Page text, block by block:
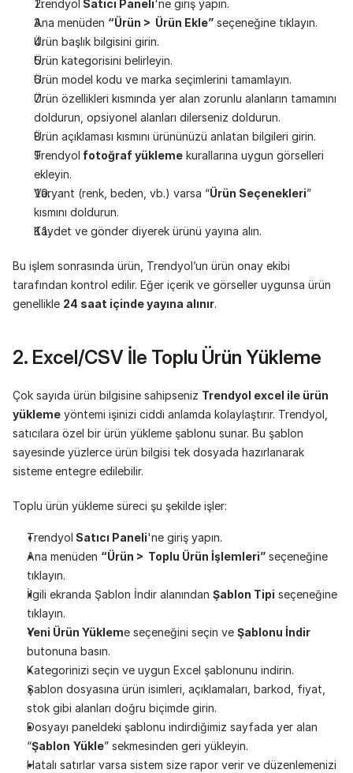
Trendyol Satıcı Paneli'ne giriş yapın.
Ana menüden “Ürün >  Ürün Ekle” seçeneğine tıklayın.
Ürün başlık bilgisini girin.
Ürün kategorisini belirleyin.
Ürün model kodu ve marka seçimlerini tamamlayın.
Ürün özellikleri kısmında yer alan zorunlu alanların tamamını
doldurun, opsiyonel alanları dilerseniz doldurun.
Ürün açıklaması kısmını ürününüzü anlatan bilgileri girin.
Trendyol fotoğraf yükleme kurallarına uygun görselleri
ekleyin.
Varyant (renk, beden, vb.) varsa “Ürün Seçenekleri”
kısmını doldurun.
Kaydet ve gönder diyerek ürünü yayına alın.
Bu işlem sonrasında ürün, Trendyol’un ürün onay ekibi
tarafından kontrol edilir. Eğer içerik ve görseller uygunsa ürün
genellikle 24 saat içinde yayına alınır.
2. Excel/CSV İle Toplu Ürün Yükleme
Çok sayıda ürün bilgisine sahipseniz Trendyol excel ile ürün
yükleme yöntemi işinizi ciddi anlamda kolaylaştırır. Trendyol,
satıcılara özel bir ürün yükleme şablonu sunar. Bu şablon
sayesinde yüzlerce ürün bilgisi tek dosyada hazırlanarak
sisteme entegre edilebilir.
Toplu ürün yükleme süreci şu şekilde işler:
Trendyol Satıcı Paneli'ne giriş yapın.
Ana menüden “Ürün >  Toplu Ürün İşlemleri” seçeneğine
tıklayın.
İlgili ekranda Şablon İndir alanından Şablon Tipi seçeneğine
tıklayın.
Yeni Ürün Yükleme seçeneğini seçin ve Şablonu İndir
butonuna basın.
Kategorinizi seçin ve uygun Excel şablonunu indirin.
Şablon dosyasına ürün isimleri, açıklamaları, barkod, fiyat,
stok gibi alanları doğru biçimde girin.
Dosyayı paneldeki şablonu indirdiğimiz sayfada yer alan
“Şablon Yükle” sekmesinden geri yükleyin.
Hatalı satırlar varsa sistem size rapor verir ve düzenlemenizi